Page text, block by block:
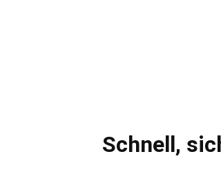
Schnell,